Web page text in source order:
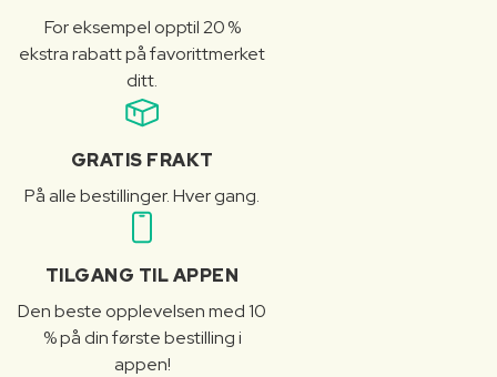
For eksempel opptil 20 %
ekstra rabatt på favorittmerket
ditt.
GRATIS FRAKT
På alle bestillinger. Hver gang.
TILGANG TIL APPEN
Den beste opplevelsen med 10
% på din første bestilling i
appen!